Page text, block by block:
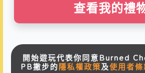
查看我的禮
開始遊玩代表你同意Burned
PB撇步的 隱私權政策及使用者條